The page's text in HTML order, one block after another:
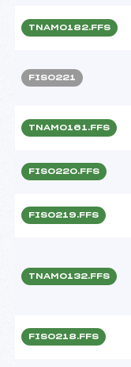
TNAM0182.FFS
FIS0221
TNAM0161.FFS
FIS0220.FFS
FIS0219.FFS
TNAM0132.FFS
FIS0218.FFS